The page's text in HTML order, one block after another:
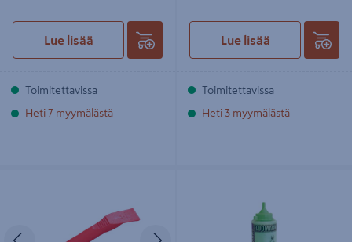
Lue lisää
Toimitettavissa
Heti 7 myymälästä
Lue lisää
Toimitettavissa
Heti 3 myymälästä
Edellinen